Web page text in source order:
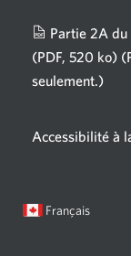
Partie 2A
(PDF, 520 ko)
seulement.)
Accessibilité à
Langue
Français